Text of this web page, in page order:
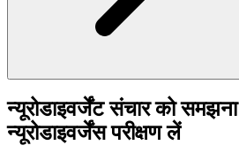
न्यूरोडाइवर्जेंट संचार को
न्यूरोडाइवर्जेंस परीक्षण लें